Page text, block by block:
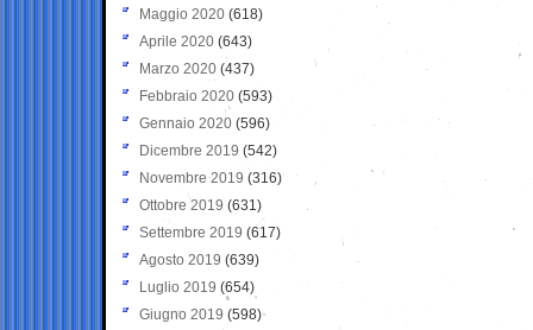
Maggio 2020 (618)
Aprile 2020 (643)
Marzo 2020 (437)
Febbraio 2020 (593)
Gennaio 2020 (596)
Dicembre 2019 (542)
Novembre 2019 (316)
Ottobre 2019 (631)
Settembre 2019 (617)
Agosto 2019 (639)
Luglio 2019 (654)
Giugno 2019 (598)